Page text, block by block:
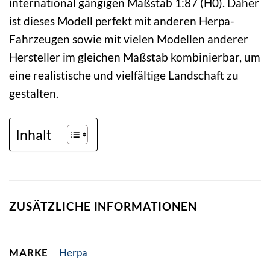
international gängigen Maßstab 1:87 (H0). Daher
ist dieses Modell perfekt mit anderen Herpa-
Fahrzeugen sowie mit vielen Modellen anderer
Hersteller im gleichen Maßstab kombinierbar, um
eine realistische und vielfältige Landschaft zu
gestalten.
Inhalt
ZUSÄTZLICHE INFORMATIONEN
MARKE Herpa